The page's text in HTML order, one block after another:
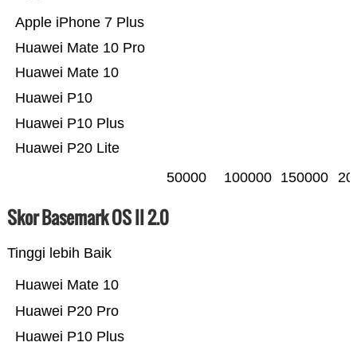
Huawei P20 Lite
Huawei P10 Plus
Huawei P10
Huawei Mate 10
Huawei Mate 10 Pro
Apple iPhone 7 Plus
50000 100000 150000
Skor Basemark OS II 2.0
Tinggi lebih Baik
Huawei P10 Plus
Huawei P20 Pro
Huawei Mate 10